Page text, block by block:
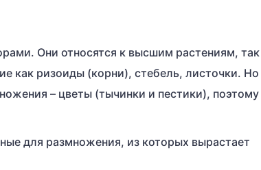
Они относятся к высшим растениям, так
как ризоиды (корни), стебель, листочки. Но
– цветы (тычинки и пестики), поэтому
для размножения, из которых вырастает